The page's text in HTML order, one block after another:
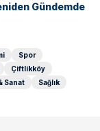
Gündemde
Spor
Çiftlikköy
Sanat Sağlık